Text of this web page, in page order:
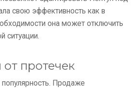
свою эффективность как в
она может отключить
ситуации.
от протечек
Продаже